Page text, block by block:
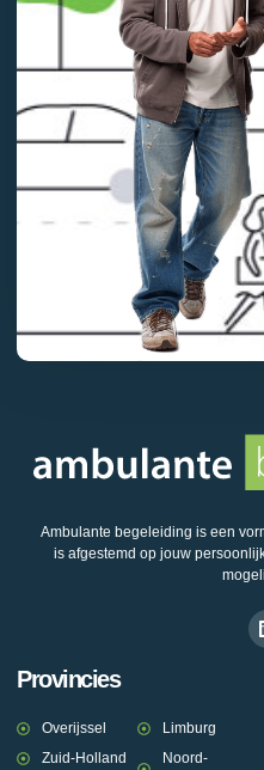
Ambulante begeleiding is een
is afgestemd op jouw
Provincies
Overijssel
Zuid-Holland
Limburg
Noord-